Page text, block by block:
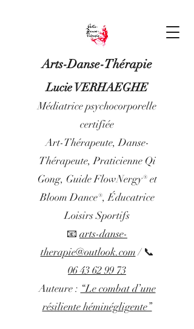
Arts-Danse-Thérapie
Lucie VERHAEGHE
Médiatrice psychocorporelle
certifiée
Art-Thérapeute, Danse-
Thérapeute, Praticienne Qi
Gong, Guide FlowNergy® et
Bloom Dance®, Éducatrice
Loisirs Sportifs
📧 arts-danse-
therapie@outlook.com/ 📞
06 43 62 99 73
Auteure : “Le combat d’une
résiliente héminégligente”